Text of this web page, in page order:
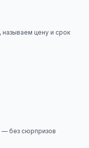
цену и срок
— без сюрпризов